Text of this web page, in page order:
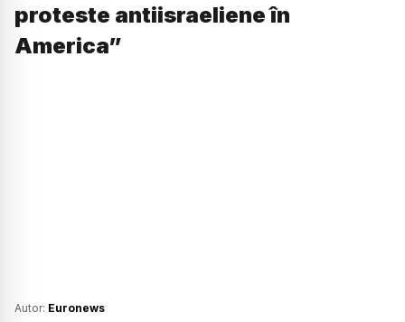
proteste antiisraeliene în
America”
Autor: Euronews